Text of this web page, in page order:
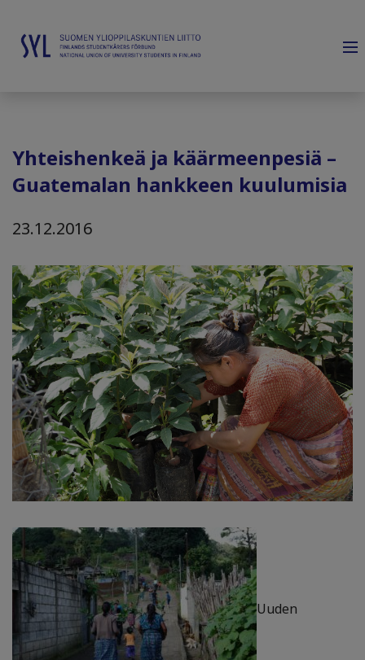
Yhteishenkeä ja käärmeenpesiä –
Guatemalan hankkeen kuulumisia
23.12.2016
Uuden